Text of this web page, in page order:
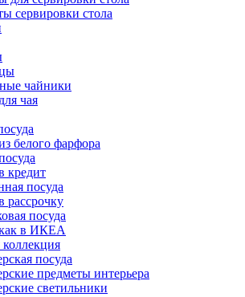
сервировки стола
чайники
чая
белого фарфора
кредит
посуда
рассрочку
посуда
в ИКЕА
коллекция
посуда
предметы интерьера
светильники